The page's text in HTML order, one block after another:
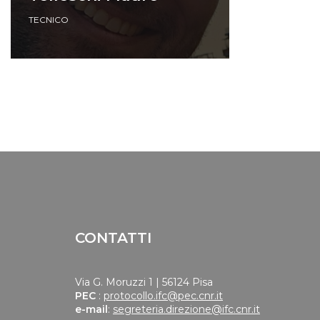
TECNICO
CONTATTI
Via G. Moruzzi 1 | 56124 Pisa
PEC : protocollo.ifc@pec.cnr.it
e-mail: segreteria.direzione@ifc.cnr.it